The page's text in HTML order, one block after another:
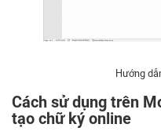
Hướng
Cách sử dụng trên
tạo chữ ký online